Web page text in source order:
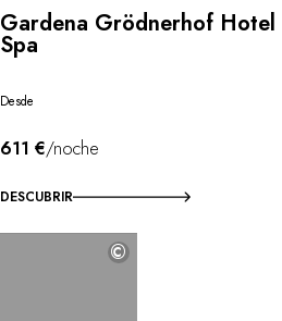
Gardena Grödnerhof
Spa
Desde
611 €/noche
DESCUBRIR
©